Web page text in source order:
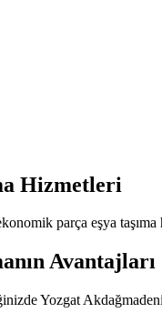
Hizmetleri
parça eşya
Avantajları
Yozgat